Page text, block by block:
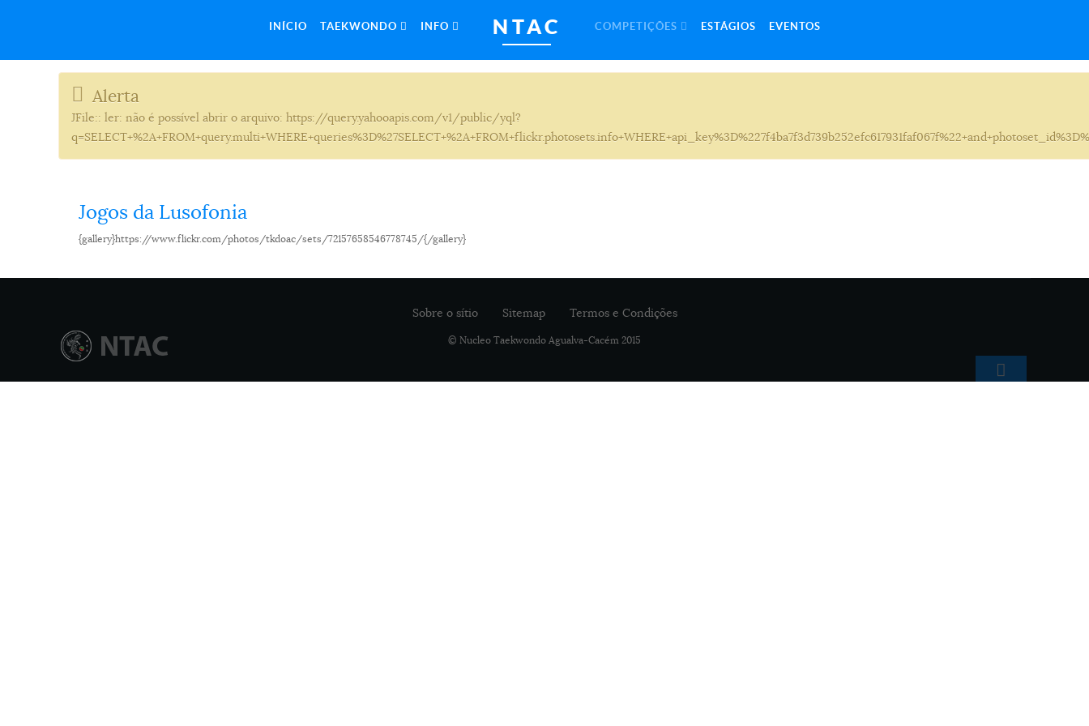
INÍCIO TAEKWONDO INFO NTAC COMPETIÇÕES ESTÁGIOS EVENTOS
Alerta
JFile:: ler: não é possível abrir o arquivo: https://query.yahooapis.com/v1/public/yql?
Jogos da Lusofonia
{gallery}https://www.flickr.com/photos/tkdoac/sets/72157658546778745/{/gallery}
Sobre o sítio Sitemap Termos e Condições
© Nucleo Taekwondo Agualva-Cacém 2015